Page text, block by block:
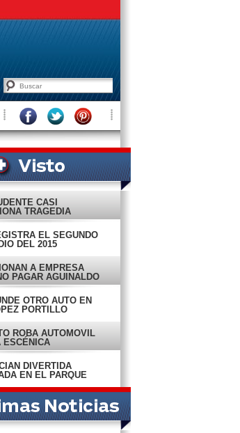
CASI
TRAGEDIA
EL SEGUNDO
DEL 2015
A EMPRESA
PAGAR AGUINALDO
OTRO AUTO EN
PORTILLO
ROBA AUTOMÓVIL
ESCÉNICA
DIVERTIDA
EN EL PARQUE